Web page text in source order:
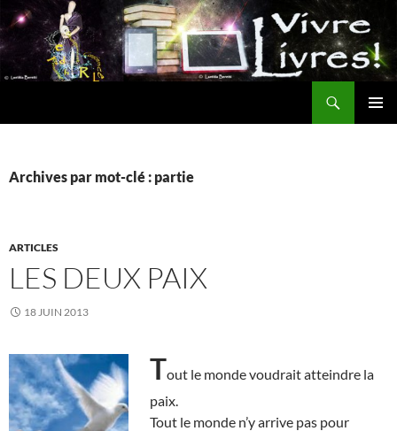
Aller
au
contenu
Archives par mot-clé : partie
ARTICLES
LES DEUX PAIX
18 JUIN 2013
Tout le monde voudrait atteindre la
paix.
Tout le monde n’y arrive pas pour